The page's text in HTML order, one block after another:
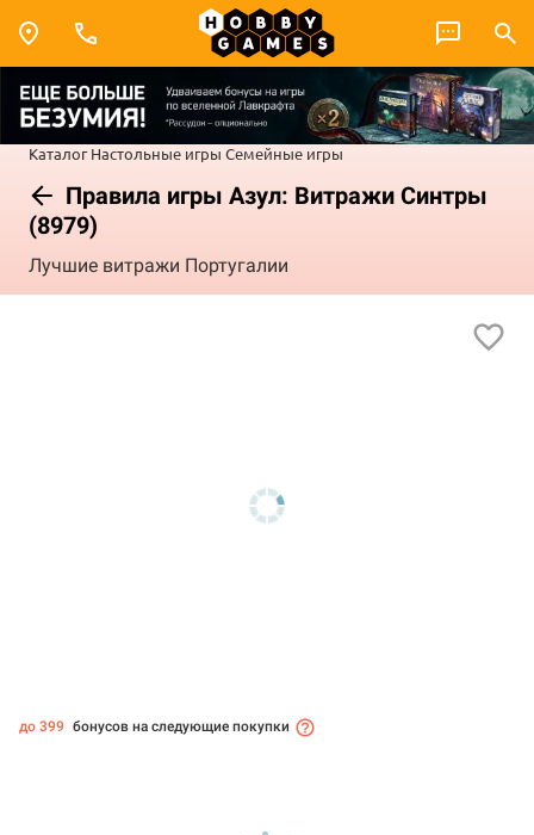
Каталог Настольные игры Семейные игры
Правила игры Азул: Витражи Синтры
(8979)
Лучшие витражи Португалии
до 399 бонусов на следующие покупки